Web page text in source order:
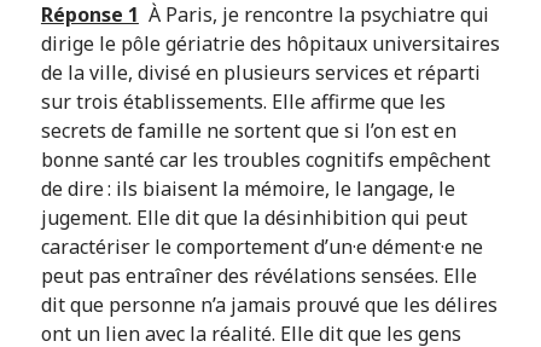
Réponse 1 À Paris, je rencontre la psychiatre qui
dirige le pôle gériatrie des hôpitaux universitaires
de la ville, divisé en plusieurs services et réparti
sur trois établissements. Elle affirme que les
secrets de famille ne sortent que si l’on est en
bonne santé car les troubles cognitifs empêchent
de dire : ils biaisent la mémoire, le langage, le
jugement. Elle dit que la désinhibition qui peut
caractériser le comportement d’un·e dément·e ne
peut pas entraîner des révélations sensées. Elle
dit que personne n’a jamais prouvé que les délires
ont un lien avec la réalité. Elle dit que les gens